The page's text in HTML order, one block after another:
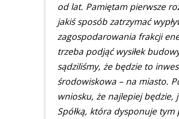
od lat. Pamiętam pierwsze
jakiś sposób zatrzymać
zagospodarowania frakcji
trzeba podjąć wysiłek
sądziliśmy, że będzie to
środowiskowa – na miasto.
wniosku, że najlepiej będzie,
Spółką, która dysponuje